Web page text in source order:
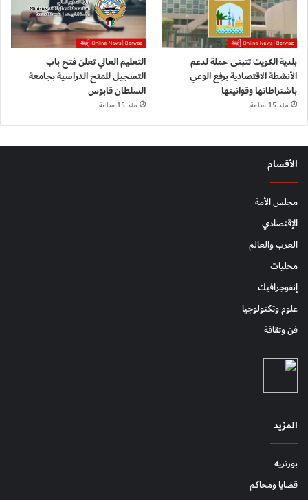
بلدية الكويت تتبنى حملة لدعم
الأنشطة الاقتصادية برفع الوعي
باشتراطاتها وقوانينها
منذ 15 ساعة
التعليم العالي تعلن فتح باب
التسجيل للمنح الدراسية بجامعة
السلطان قابوس
منذ 15 ساعة
الأقسام
مجلس الأمة
الإقتصادي
العرب والعالم
محليات
إنفوجرافيك
علوم وتكنولوجيا
فن وثقافة
المزيد
بورتريه
قضايا ومحاكم